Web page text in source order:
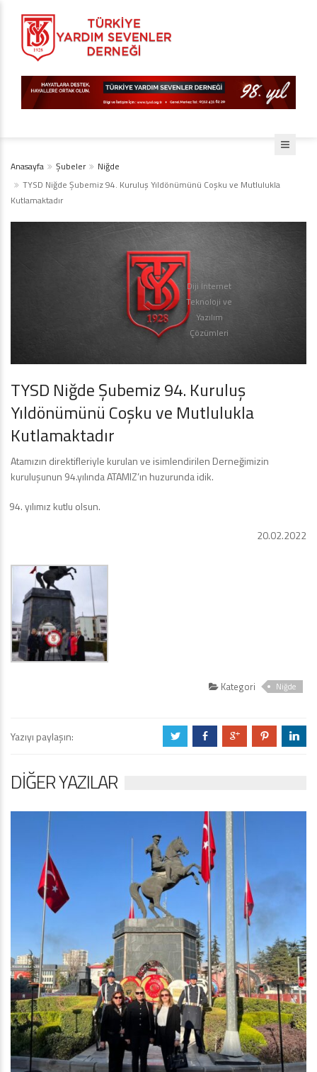
Anasayfa Şubeler
Niğde
TYSD Niğde Şubemiz 94. Kuruluş Yıldönümünü Coşku ve Mutlulukla
Kutlamaktadır
TYSD Niğde Şubemiz 94. Kuruluş
Yıldönümünü Coşku ve Mutlulukla
Kutlamaktadır
Atamızın direktifleriyle kurulan ve isimlendirilen Derneğimizin
kuruluşunun 94.yılında ATAMIZ’ın huzurunda idik.
yılımız kutlu olsun.
20.02.2022
Kategori Niğde
Yazıyı paylaşın: a b c d j
DIĞER YAZILAR
Diji İnternet
Teknoloji ve
Yazılım
Çözümleri